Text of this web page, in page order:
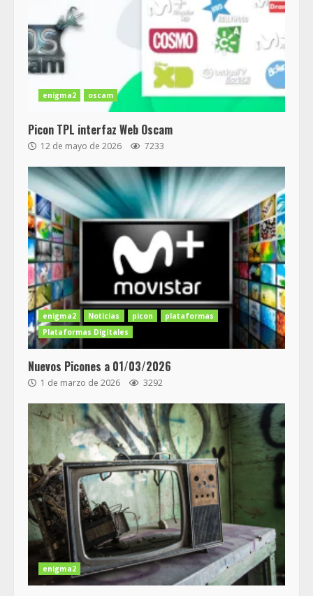
enigma2 oscam
Picon TPL interfaz Web Oscam
12 de mayo de 2026 7233
enigma2 Noticias picon
plataformas
Plataformas Digitales
Nuevos Picones a 01/03/2026
1 de marzo de 2026 3292
enigma2